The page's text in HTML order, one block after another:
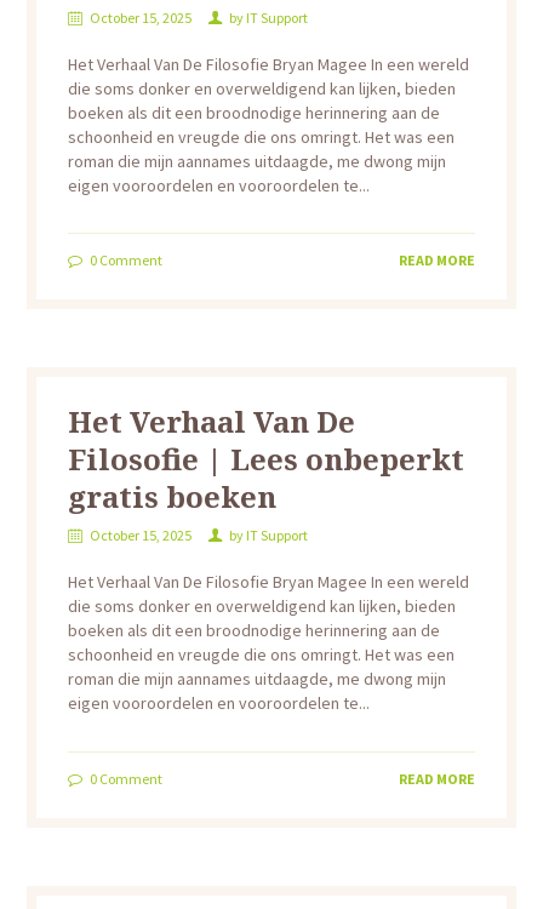
October 15, 2025 by IT Support
Het Verhaal Van De Filosofie Bryan Magee In een wereld
die soms donker en overweldigend kan lijken, bieden
boeken als dit een broodnodige herinnering aan de
schoonheid en vreugde die ons omringt. Het was een
roman die mijn aannames uitdaagde, me dwong mijn
eigen vooroordelen en vooroordelen te...
0Comment READ MORE
Het Verhaal Van De
Filosofie | Lees onbeperkt
gratis boeken
October 15, 2025 by IT Support
Het Verhaal Van De Filosofie Bryan Magee In een wereld
die soms donker en overweldigend kan lijken, bieden
boeken als dit een broodnodige herinnering aan de
schoonheid en vreugde die ons omringt. Het was een
roman die mijn aannames uitdaagde, me dwong mijn
eigen vooroordelen en vooroordelen te...
0Comment READ MORE